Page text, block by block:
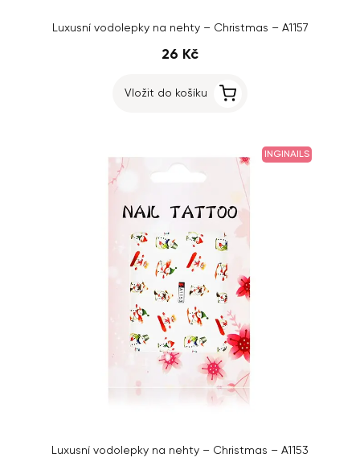
Luxusní vodolepky na nehty – Christmas – A1157
26 Kč
Vložit do košíku
INGINAILS
Luxusní vodolepky na nehty – Christmas – A1153